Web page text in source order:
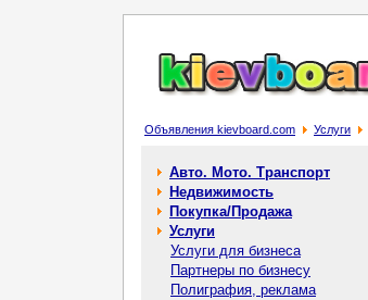
Объявления kievboard.com Услуги
Авто. Мото. Транспорт
Недвижимость
Покупка/Продажа
Услуги
Услуги для бизнеса
Партнеры по бизнесу
Полиграфия, реклама